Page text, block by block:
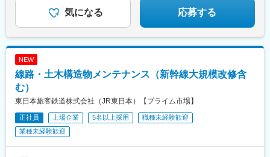
堂駅(宮城県)、河原町駅(宮城県)、卸町駅(宮城県)、連坊駅、六丁
の目駅、杜せきのした駅、多賀城駅、下馬駅、古川駅、岩沼駅、
県)、盛岡駅、岩手飯岡駅、青山駅(岩手県)、仙北町駅、厨川駅、
巻駅、花巻空港駅(東北本線)、矢幅駅、古館駅(岩手県)、水沢駅、
水沢江刺駅、滝沢駅、二戸駅、金ケ崎駅、秋田駅、土崎駅、追分
駅(秋田県)、新屋駅(秋田県)、羽後牛島駅、和田駅、大曲駅(秋田
県)、刈和野駅、横手駅、十文字駅、羽後本荘駅、大館駅、八郎潟
駅、湯沢駅、鷹巣駅、船越駅、男鹿駅、東能代駅、能代駅、飯詰
気になる 応募する
NEW
線路・土木構造物メンテナンス（新幹線大規模改修含
む）
東日本旅客鉄道株式会社（JR東日本）【プライム市場】
正社員 上場企業 5名以上採用
職種未経験歓迎
業種未経験歓迎